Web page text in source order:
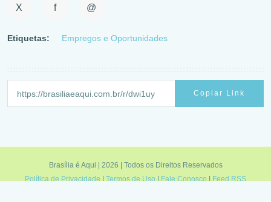
X f @
Etiquetas: Empregos e Oportunidades
Copiar Link
Brasília é Aqui | 2026 | Todos os Direitos Reservados
Política de Privacidade|Termos de Uso|Fale Conosco|Feed RSS